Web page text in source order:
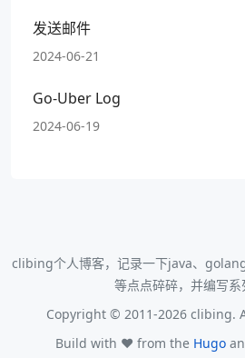
发送邮件
2024-06-21
Go-Uber Log
2024-06-19
clibing个人博客，记录一下java、
等点点碎碎，并编写系
Copyright © 2011-2026 clibing.
Build with ❤️ from the Hugo